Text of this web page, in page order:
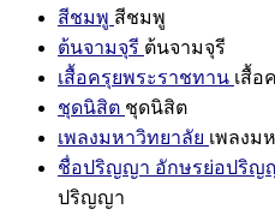
สีชมพู สีชมพู
ต้นจามจุรี ต้นจามจุรี
เสื้อครุยพระราชทาน เสื้อ
ชุดนิสิต ชุดนิสิต
เพลงมหาวิทยาลัย เพลงม
ชื่อปริญญา อักษรย่อปริญ
ปริญญา